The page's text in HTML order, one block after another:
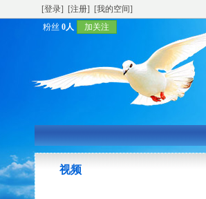
[登录] [注册]
[我的空间]
粉丝 0人 加关注
视频